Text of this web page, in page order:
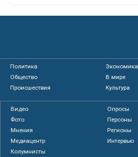
Политика
Экономика
Общество
В мире
Происшествия
Культура
Видео
Опросы
Фото
Персоны
Мнения
Регионы
Медиацентр
Интервью
Колумнисты